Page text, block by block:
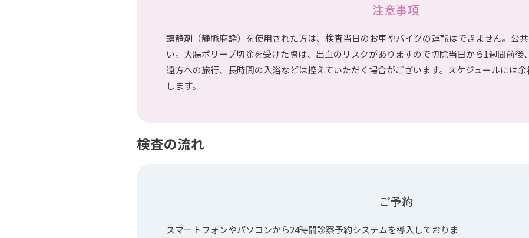
注意事項
鎮静剤（静脈麻酔）を使用された方は、検査当日のお車やバイクの運転はできません。公
い。大腸ポリープ切除を受けた際は、出血のリスクがありますので切除当日から1週間前後
遠方への旅行、長時間の入浴などは控えていただく場合がございます。スケジュールには
します。
検査の流れ
ご予約
スマートフォンやパソコンから24時間診察予約システムを導入しておりま